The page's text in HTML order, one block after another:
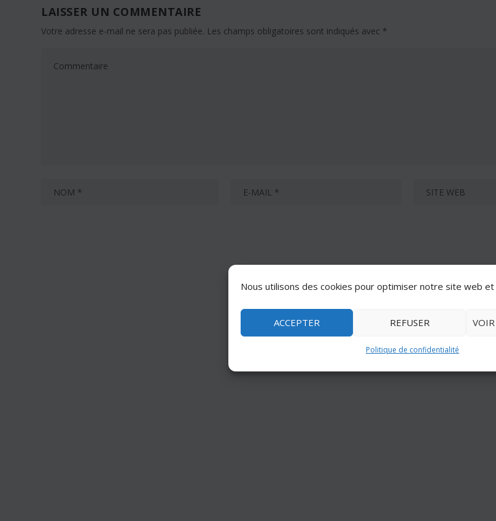
Nous utilisons des cookies pour optimiser notre site web
ACCEPTER REFUSER VOIR
Politique de confidentialité
LAISSER UN COMMENTAIRE
Votre adresse e-mail ne sera pas publiée. Les champs obligatoires sont indiqués avec *